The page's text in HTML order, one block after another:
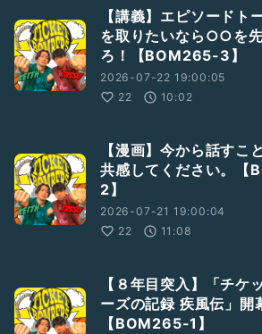
【講義】エピソードト
を取りたいなら○○を
ろ！【BOM265-3】
2026-07-22 19:00:05
22
10:02
【漫画】今から話すこ
共感してください。【
2】
2026-07-21 19:00:04
22
11:08
【８年目突入】「チケ
ーズの記録 疾風伝」開
【BOM265-1】